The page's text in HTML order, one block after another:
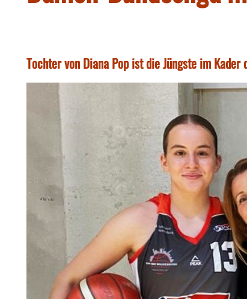
Tochter von Diana Pop ist die Jüngste im